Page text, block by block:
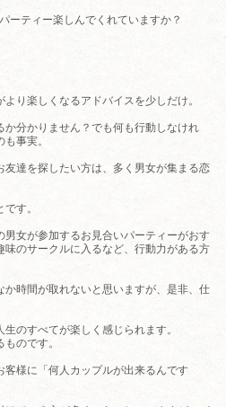
ーティー楽しんでくれていますか？
り楽しくなるアドバイスを少しだけ。
分かりません？でも何も行動しなけれ
事実。
達を探したい方は、多く男女が集まる恋
す。
女が参加するお見合いパーティーがおす
のサークルに入るなど、行動力がある方
時間が取れないと思いますが、是非、仕
のすべてが楽しく感じられます。
のです。
様に「何人カップルが出来るんです